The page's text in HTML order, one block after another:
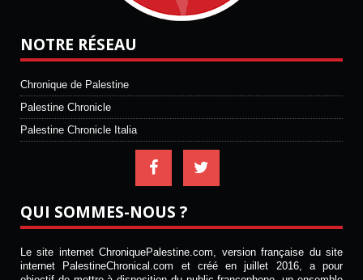
NOTRE RÉSEAU
Chronique de Palestine
Palestine Chronicle
Palestine Chronicle Italia
QUI SOMMES-NOUS ?
Le site internet ChroniquePalestine.com, version française du site
internet PalestineChronical.com et créé en juillet 2016, a pour